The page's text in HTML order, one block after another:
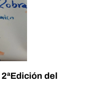
2ªEdición del